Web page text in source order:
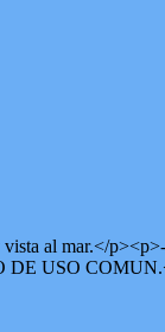
al mar.</p><p>-
DE USO